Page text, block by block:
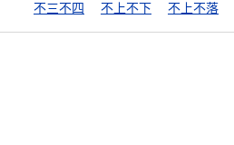
不三不四
不上不下 不上不落